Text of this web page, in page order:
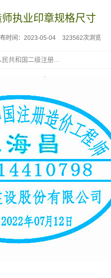
执业印章规格尺寸
时间：2023-05-04 323562次浏览
共和国二级注册...